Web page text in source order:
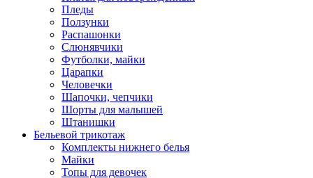
Пледы
Ползунки
Распашонки
Слюнявчики
Футболки, майки
Царапки
Человечки
Шапочки, чепчики
Шорты для малышей
Штанишки
Бельевой трикотаж
Комплекты нижнего белья
Майки
Топы для девочек